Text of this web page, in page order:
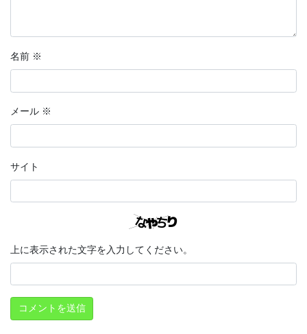
名前 ※
メール ※
サイト
上に表示された文字を入力してください。